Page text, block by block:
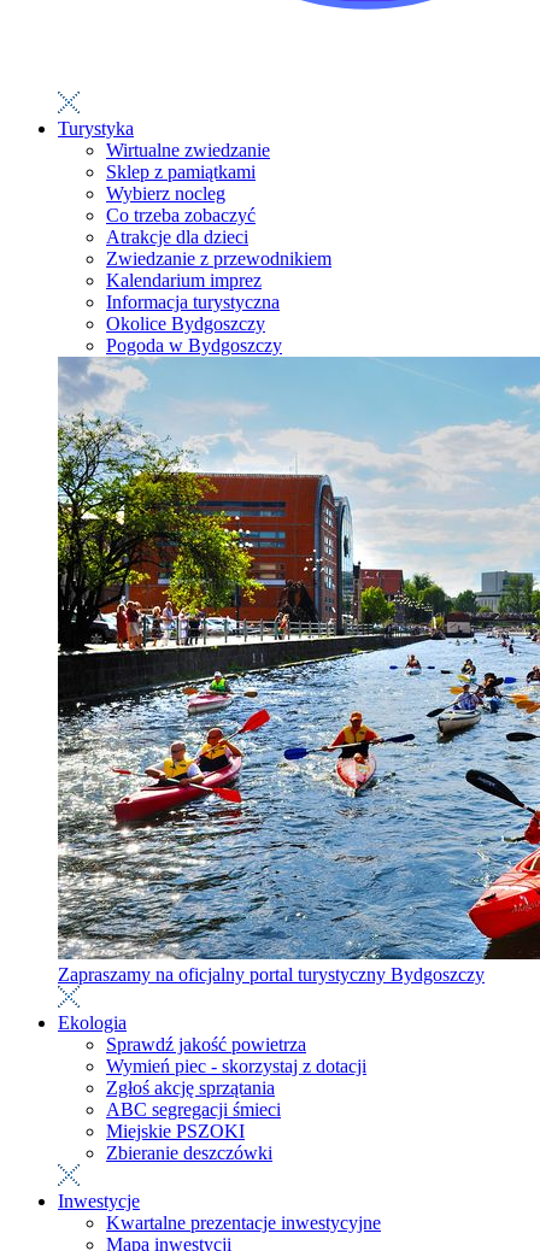
Turystyka
Wirtualne zwiedzanie
Sklep z pamiątkami
Wybierz nocleg
Co trzeba zobaczyć
Atrakcje dla dzieci
Zwiedzanie z przewodnikiem
Kalendarium imprez
Informacja turystyczna
Okolice Bydgoszczy
Pogoda w Bydgoszczy
Zapraszamy na oficjalny portal turystyczny Bydgoszczy
Ekologia
Sprawdź jakość powietrza
Wymień piec - skorzystaj z dotacji
Zgłoś akcję sprzątania
ABC segregacji śmieci
Miejskie PSZOKI
Zbieranie deszczówki
Inwestycje
Kwartalne prezentacje inwestycyjne
Mapa inwestycji